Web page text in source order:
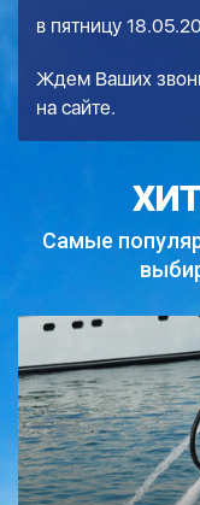
в пятницу
Ждем Ваших
на сайте.
Самые